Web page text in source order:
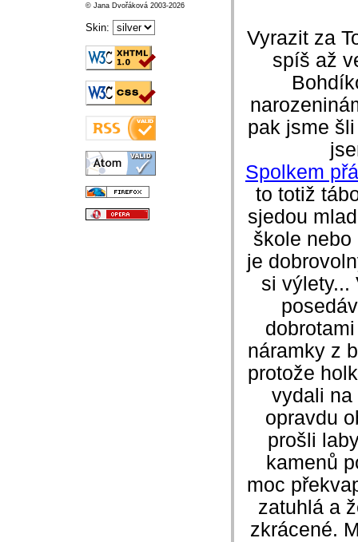
© Jana Dvořáková 2003-2026
Skin:
Vyrazit za
spíš až
pak jsme
Spolkem
to totiž
sjedou
škole
je
si výlety...
náramky z
protože
vydali na
opravdu
prošli
kamenů
moc
zatuhlá a
zkrácené.